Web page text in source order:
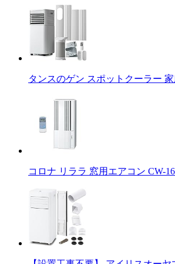
タンスのゲン スポットクーラー
コロナ リララ 窓用エアコン CW-